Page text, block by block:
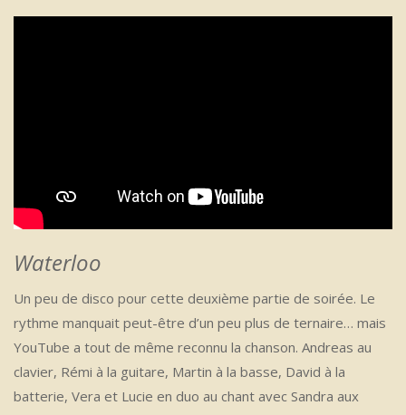
Waterloo
Un peu de disco pour cette deuxième partie de soirée. Le
rythme manquait peut-être d’un peu plus de ternaire… mais
YouTube a tout de même reconnu la chanson. Andreas au
clavier, Rémi à la guitare, Martin à la basse, David à la
batterie, Vera et Lucie en duo au chant avec Sandra aux